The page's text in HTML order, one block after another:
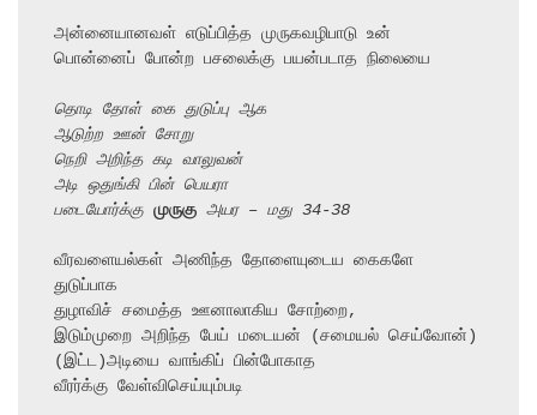
அன்னையானவள் எடுப்பித்த முருகவழிபாடு உன்
பொன்னைப் போன்ற பசலைக்கு பயன்படாத நிலையை
தொடி தோள் கை துடுப்பு ஆக
ஆடுற்ற ஊன் சோறு
நெறி அறிந்த கடி வாலுவன்
அடி ஒதுங்கி பின் பெயரா
படையோர்க்கு முருகு அயர – மது 34-38
வீரவளையல்கள் அணிந்த தோளையுடைய கைகளே
துடுப்பாக
துழாவிச் சமைத்த ஊனாலாகிய சோற்றை,
இடும்முறை அறிந்த பேய் மடையன் (சமையல் செய்வோன்)
(இட்ட)அடியை வாங்கிப் பின்போகாத
வீரர்க்கு வேள்விசெய்யும்படி